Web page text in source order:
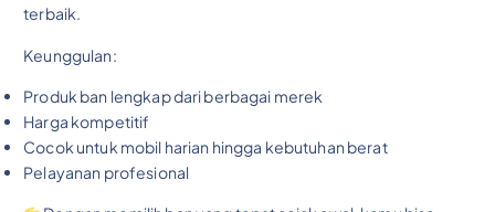
terbaik.
Keunggulan:
Produk ban lengkap dari berbagai merek
Harga kompetitif
Cocok untuk mobil harian hingga kebutuhan berat
Pelayanan profesional